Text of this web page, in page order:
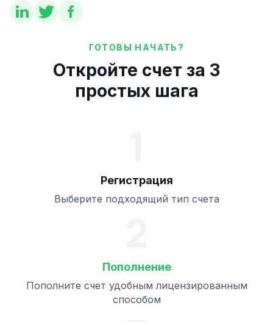
ГОТОВЫ НАЧАТЬ?
Откройте счет за 3
простых шага
Регистрация
Выберите подходящий тип счета
Пополнение
Пополните счет удобным лицензированным
способом